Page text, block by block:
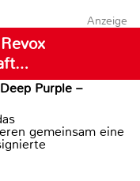
Anzeige
Purple –
gemeinsam eine